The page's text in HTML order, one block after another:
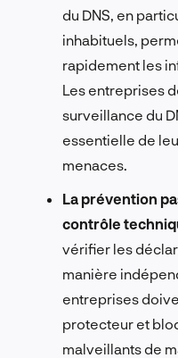
du DNS, en
inhabituels,
rapidement les
Les entreprises
surveillance du
essentielle de
menaces.
La prévention
contrôle
vérifier les
manière
entreprises
protecteur et
malveillants de